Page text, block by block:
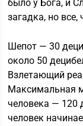
было у Бога, и
загадка, но
Шепот — 30
около 50
Взлетающий
Максимальная
человека — 120
человек